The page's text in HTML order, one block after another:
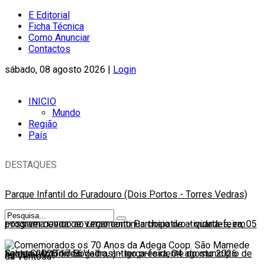
E Editorial
Ficha Técnica
Como Anunciar
Contactos
sábado, 08 agosto 2026 | Login
INICIO
Mundo
Região
País
DESTAQUES
Parque Infantil do Furadouro (Dois Portos - Torres Vedras)
possível devido ao Orçamento Participativo-quarta-feira, 05
agosto 2026 17:56
Programa Onda de Verão continua cheio de atividades, em
Santa Cruz (Torres Vedras)-terça-feira, 04 agosto 2026
Faleceu António Bogalho, antigo presidente do município de